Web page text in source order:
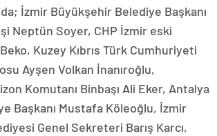
İzmir Büyükşehir Belediye Başkanı
Neptün Soyer, CHP İzmir eski
Kuzey Kıbrıs Türk Cumhuriyeti
Ayşen Volkan İnanıroğlu,
Komutanı Binbaşı Ali Eker, Antalya
Başkanı Mustafa Köleoğlu, İzmir
Genel Sekreteri Barış Karcı,